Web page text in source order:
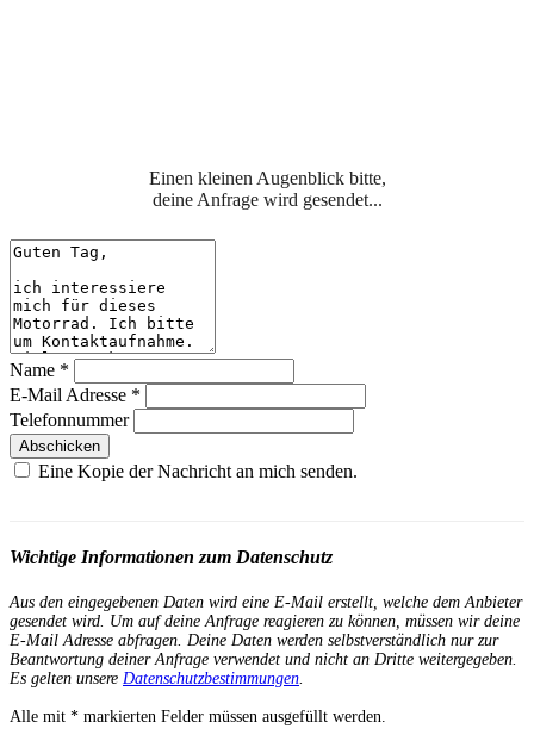
Einen kleinen Augenblick bitte,
deine Anfrage wird gesendet...
Name *
E-Mail Adresse *
Telefonnummer
Abschicken
Eine Kopie der Nachricht an mich senden.
Wichtige Informationen zum Datenschutz
Aus den eingegebenen Daten wird eine E-Mail erstellt, welche dem Anbieter
gesendet wird. Um auf deine Anfrage reagieren zu können, müssen wir deine
E-Mail Adresse abfragen. Deine Daten werden selbstverständlich nur zur
Beantwortung deiner Anfrage verwendet und nicht an Dritte weitergegeben.
Es gelten unsere Datenschutzbestimmungen.
Alle mit * markierten Felder müssen ausgefüllt werden.